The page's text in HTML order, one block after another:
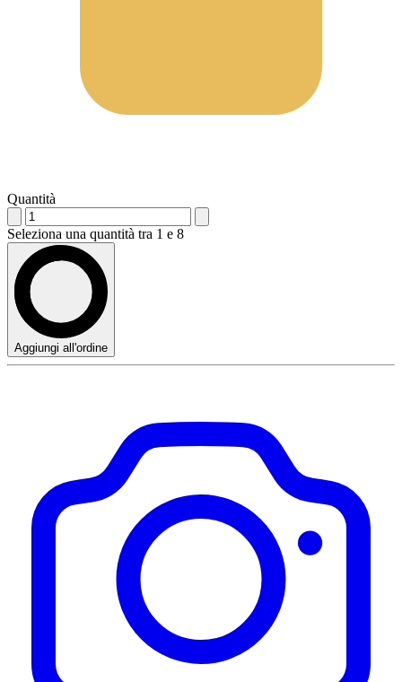
Quantità
Seleziona una quantità tra 1 e 8
Aggiungi all'ordine